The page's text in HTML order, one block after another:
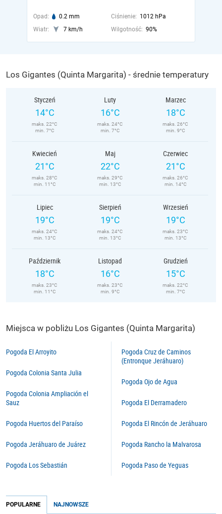
Opad: 0.2 mm Ciśnienie: 1012 hPa
Wiatr:
7 km/h Wilgotność: 90%
Los Gigantes (Quinta Margarita) - średnie temperatury
Styczeń
14°C
maks. 22°C
min. 7°C
Luty
16°C
maks. 24°C
min. 7°C
Marzec
18°C
maks. 26°C
min. 9°C
Kwiecień
21°C
maks. 28°C
min. 11°C
Maj
22°C
maks. 29°C
min. 13°C
Czerwiec
21°C
maks. 26°C
min. 14°C
Lipiec
19°C
maks. 24°C
min. 13°C
Sierpień
19°C
maks. 24°C
min. 13°C
Wrzesień
19°C
maks. 23°C
min. 13°C
Październik
18°C
maks. 23°C
min. 11°C
Listopad
16°C
maks. 23°C
min. 9°C
Grudzień
15°C
maks. 22°C
min. 7°C
Miejsca w pobliżu Los Gigantes (Quinta Margarita)
Pogoda El Arroyito
Pogoda Colonia Santa Julia
Pogoda Colonia Ampliación el
Sauz
Pogoda Huertos del Paraíso
Pogoda Jeráhuaro de Juárez
Pogoda Los Sebastián
Pogoda Cruz de Caminos
(Entronque Jeráhuaro)
Pogoda Ojo de Agua
Pogoda El Derramadero
Pogoda El Rincón de Jeráhuaro
Pogoda Rancho la Malvarosa
Pogoda Paso de Yeguas
POPULARNE NAJNOWSZE